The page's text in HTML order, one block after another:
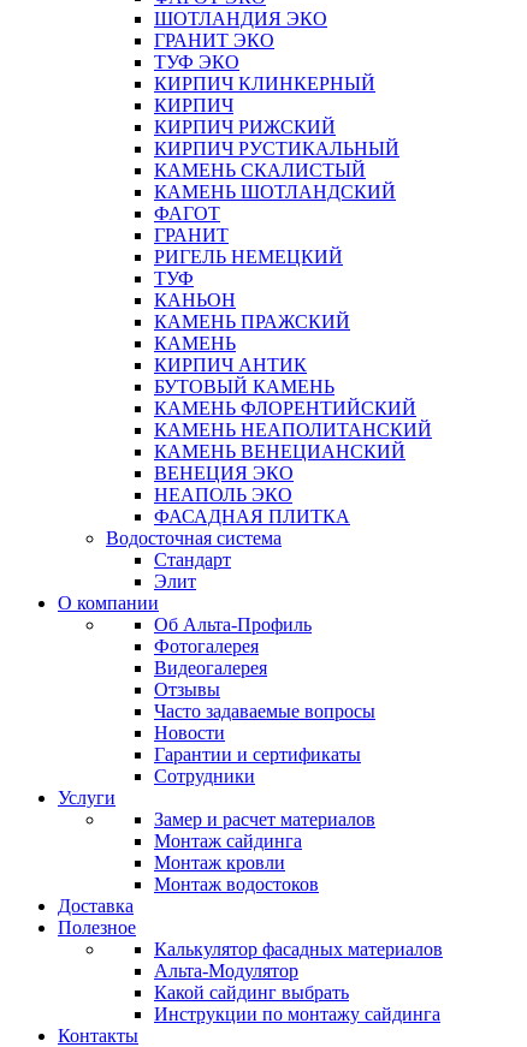
ШОТЛАНДИЯ ЭКО
ГРАНИТ ЭКО
ТУФ ЭКО
КИРПИЧ КЛИНКЕРНЫЙ
КИРПИЧ
КИРПИЧ РИЖСКИЙ
КИРПИЧ РУСТИКАЛЬНЫЙ
КАМЕНЬ СКАЛИСТЫЙ
КАМЕНЬ ШОТЛАНДСКИЙ
ФАГОТ
ГРАНИТ
РИГЕЛЬ НЕМЕЦКИЙ
ТУФ
КАНЬОН
КАМЕНЬ ПРАЖСКИЙ
КАМЕНЬ
КИРПИЧ АНТИК
БУТОВЫЙ КАМЕНЬ
КАМЕНЬ ФЛОРЕНТИЙСКИЙ
КАМЕНЬ НЕАПОЛИТАНСКИЙ
КАМЕНЬ ВЕНЕЦИАНСКИЙ
ВЕНЕЦИЯ ЭКО
НЕАПОЛЬ ЭКО
ФАСАДНАЯ ПЛИТКА
Водосточная система
Стандарт
Элит
О компании
Об Альта-Профиль
Фотогалерея
Видеогалерея
Отзывы
Часто задаваемые вопросы
Новости
Гарантии и сертификаты
Сотрудники
Услуги
Замер и расчет материалов
Монтаж сайдинга
Монтаж кровли
Монтаж водостоков
Доставка
Полезное
Калькулятор фасадных материалов
Альта-Модулятор
Какой сайдинг выбрать
Инструкции по монтажу сайдинга
Контакты